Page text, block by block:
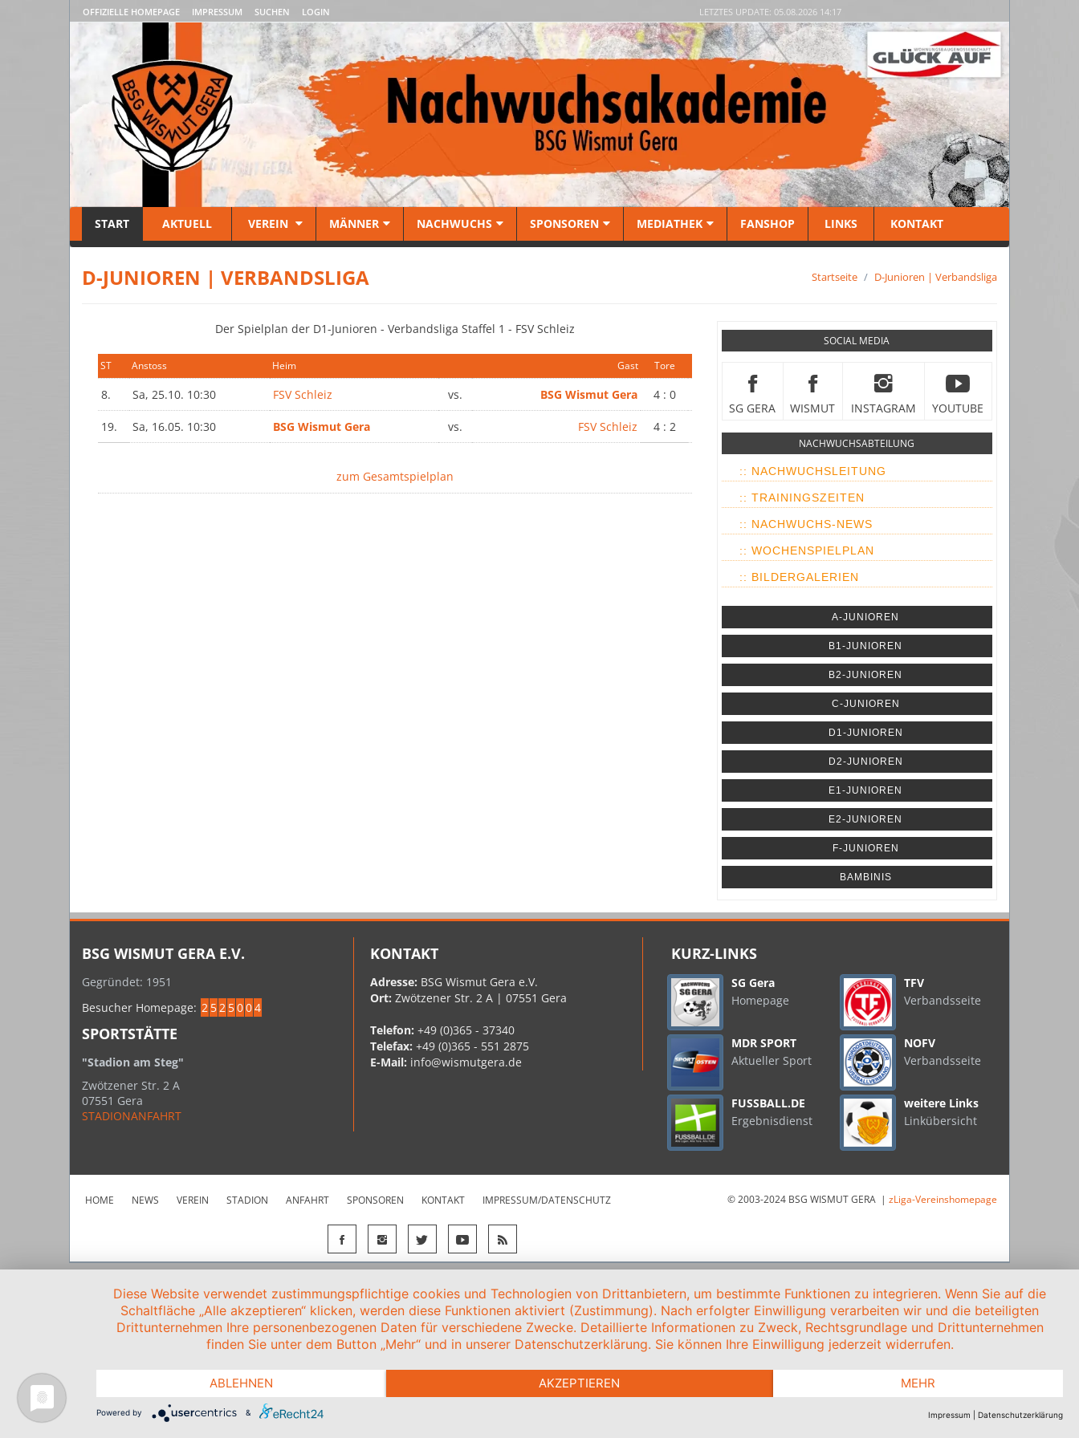
OFFIZIELLE HOMEPAGE IMPRESSUM SUCHEN LOGIN LETZTES UPDATE: 05.08.2026 14:17
START AKTUELL VEREIN MÄNNER NACHWUCHS SPONSOREN MEDIATHEK FANSHOP LINKS KONTAKT
D-JUNIOREN | VERBANDSLIGA Startseite D-Junioren | Verbandsliga
Der Spielplan der D1-Junioren - Verbandsliga Staffel 1 - FSV Schleiz
ST Anstoss Heim Gast Tore
8. Sa, 25.10. 10:30 FSV Schleiz vs. BSG Wismut Gera 4 : 0
19. Sa, 16.05. 10:30 BSG Wismut Gera vs. FSV Schleiz 4 : 2
zum Gesamtspielplan
SOCIAL MEDIA
SG GERA WISMUT INSTAGRAM YOUTUBE
NACHWUCHSABTEILUNG
:: NACHWUCHSLEITUNG
:: TRAININGSZEITEN
:: NACHWUCHS-NEWS
:: WOCHENSPIELPLAN
:: BILDERGALERIEN
A-JUNIOREN
B1-JUNIOREN
B2-JUNIOREN
C-JUNIOREN
D1-JUNIOREN
D2-JUNIOREN
E1-JUNIOREN
E2-JUNIOREN
F-JUNIOREN
BAMBINIS
BSG WISMUT GERA E.V.
Gegründet: 1951
Besucher Homepage: 2 52 5004
SPORTSTÄTTE
"Stadion am Steg"
Zwötzener Str. 2 A
07551 Gera
STADIONANFAHRT
KONTAKT
Adresse: BSG Wismut Gera e.V.
Ort:Zwötzener Str. 2 A | 07551 Gera
Telefon:+49 (0)365 - 37340
Telefax:+49 (0)365 - 551 2875
E-Mail: info@wismutgera.de
KURZ-LINKS
SG Gera
Homepage
MDR SPORT
Aktueller Sport
FUSSBALL.DE
Ergebnisdienst
TFV
Verbandsseite
NOFV
Verbandsseite
weitere Links
Linkübersicht
HOME NEWS VEREIN STADION ANFAHRT SPONSOREN KONTAKT IMPRESSUM/DATENSCHUTZ © 2003-2024 BSG WISMUT GERA | zLiga-Vereinshomepage
Diese Website verwendet zustimmungspflichtige cookies und Technologien von Drittanbietern, um bestimmte Funktionen zu integrieren. Wenn Sie auf die
Schaltfläche „Alle akzeptieren“ klicken, werden diese Funktionen aktiviert (Zustimmung). Nach erfolgter Einwilligung verarbeiten wir und die beteiligten
Drittunternehmen Ihre personenbezogenen Daten für verschiedene Zwecke. Detaillierte Informationen zu Zweck, Rechtsgrundlage und Drittunternehmen
finden Sie unter dem Button „Mehr“ und in unserer Datenschutzerklärung. Sie können Ihre Einwilligung jederzeit widerrufen.
ABLEHNEN AKZEPTIEREN MEHR
Powered by & Impressum Datenschutzerklärung